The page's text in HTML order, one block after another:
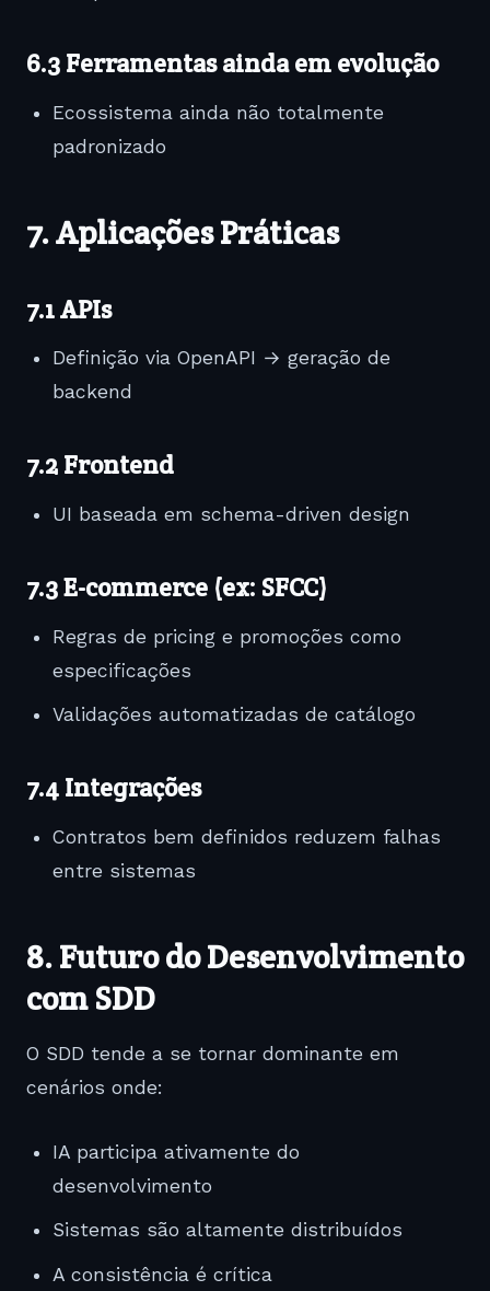
6.3 Ferramentas ainda em evolução
Ecossistema ainda não totalmente
padronizado
7. Aplicações Práticas
7.1 APIs
Definição via OpenAPI → geração de
backend
7.2 Frontend
UI baseada em schema-driven design
7.3 E-commerce (ex: SFCC)
Regras de pricing e promoções como
especificações
Validações automatizadas de catálogo
7.4 Integrações
Contratos bem definidos reduzem falhas
entre sistemas
8. Futuro do Desenvolvimento
com SDD
O SDD tende a se tornar dominante em
cenários onde:
IA participa ativamente do
desenvolvimento
Sistemas são altamente distribuídos
A consistência é crítica